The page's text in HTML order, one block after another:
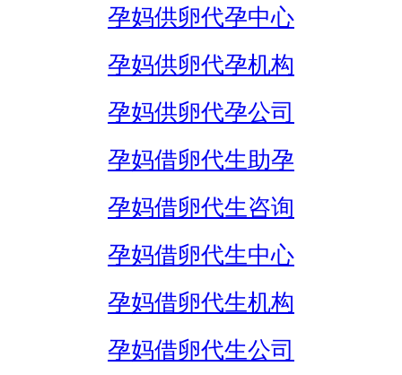
孕妈供卵代孕中心
孕妈供卵代孕机构
孕妈供卵代孕公司
孕妈借卵代生助孕
孕妈借卵代生咨询
孕妈借卵代生中心
孕妈借卵代生机构
孕妈借卵代生公司